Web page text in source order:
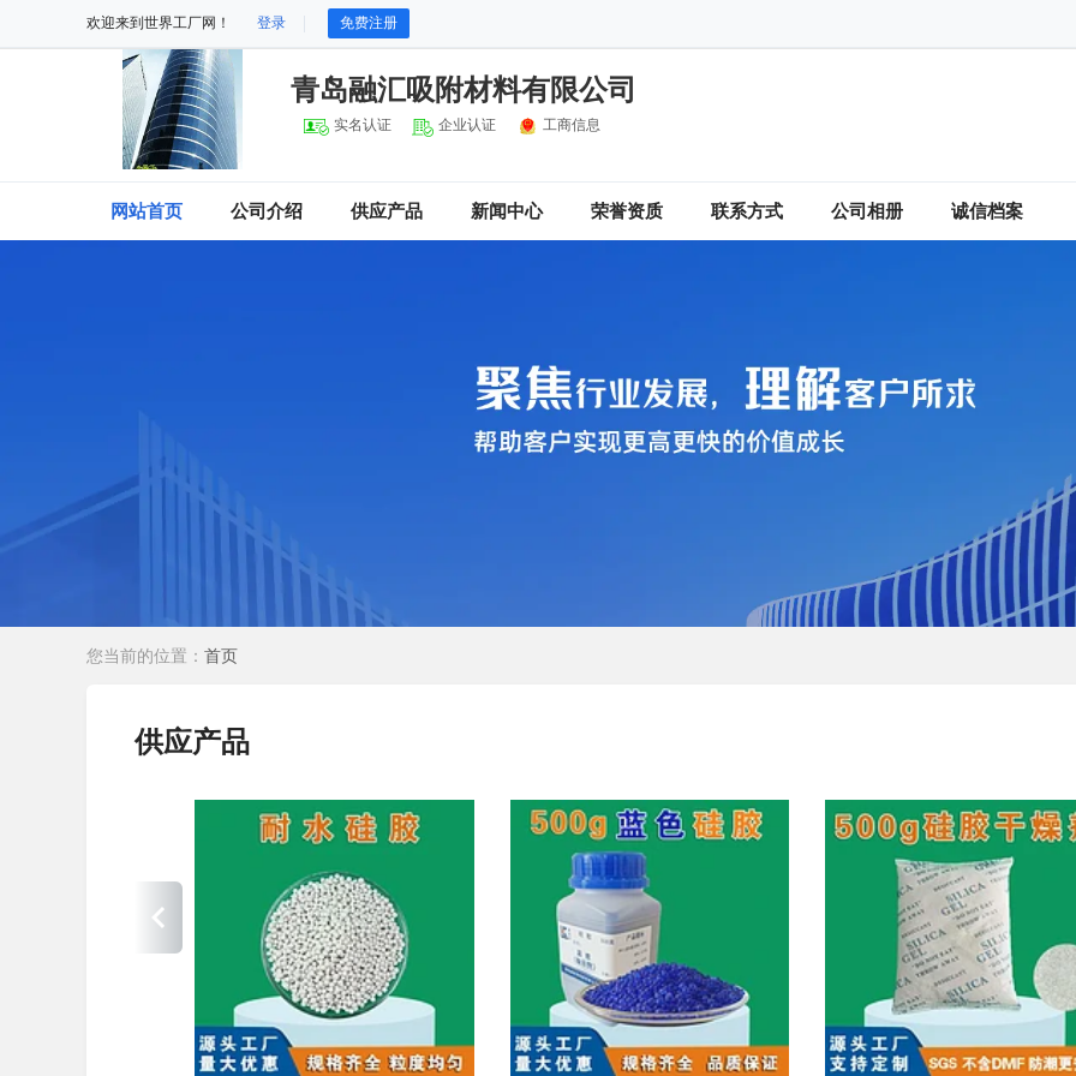
欢迎来到世界工厂网！ 登录 免费注册
青岛融汇吸附材料有限公司
实名认证 企业认证 工商信息
网站首页 公司介绍 供应产品 新闻中心 荣誉资质 联系方式 公司相册 诚信档案
您当前的位置： 首页
供应产品